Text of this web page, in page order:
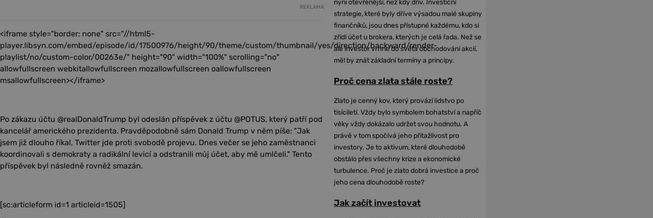
REKLAMA
<iframe style="border: none" src="//html5-
player.libsyn.com/embed/episode/id/17500976/height/90/theme/custom/thumbnail/yes/direction/backward/render-
playlist/no/custom-color/00263e/" height="90" width="100%" scrolling="no"
allowfullscreen webkitallowfullscreen mozallowfullscreen oallowfullscreen
msallowfullscreen></iframe>
Po zákazu účtu @realDonaldTrump byl odeslán příspěvek z účtu @POTUS, který patří pod
kancelář amerického prezidenta. Pravděpodobně sám Donald Trump v něm píše: "Jak
jsem již dlouho říkal, Twitter jde proti svobodě projevu. Dnes večer se jeho zaměstnanci
koordinovali s demokraty a radikální levicí a odstranili můj účet, aby mě umlčeli." Tento
příspěvek byl následně rovněž smazán.
[sc:articleform id=1 articleid=1505]
nyní otevřenější, než kdy dřív. Investiční
strategie, které byly dříve výsadou malé skupiny
finančníků, jsou dnes přístupné každému, kdo si
zřídí účet u brokera, kterých je celá řada. Než se
ale investor vrhne do světa obchodování akcií,
měl by znát základní termíny a principy.
Proč cena zlata stále roste?
Zlato je cenný kov, který provází lidstvo po
tisíciletí. Vždy bylo symbolem bohatství a napříč
věky vždy dokázalo udržet svou hodnotu. A
právě v tom spočívá jeho přitažlivost pro
investory. Je to aktivum, které dlouhodobě
obstálo přes všechny krize a ekonomické
turbulence. Proč je zlato dobrá investice a proč
jeho cena dlouhodobě roste?
Jak začít investovat